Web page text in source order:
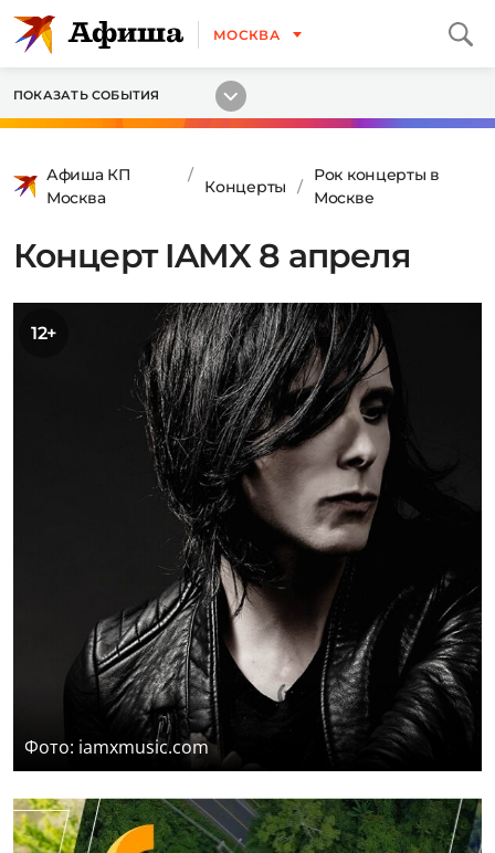
МОСКВА
ПОКАЗАТЬ СОБЫТИЯ
Афиша КП
Москва
Концерты
Рок концерты в
Москве
Концерт IAMX 8 апреля
12+
Фото: iamxmusic.com